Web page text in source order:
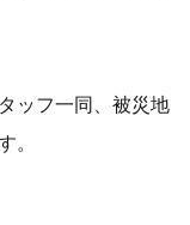
ッフ一同、被災地
。